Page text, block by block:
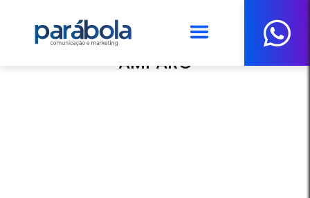
PARÓQUIA NOSSA SENHORA DO
AMPARO